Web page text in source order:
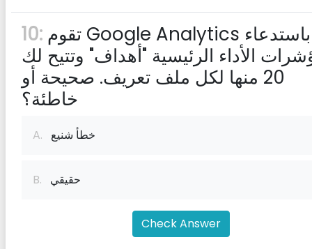
10:
الأداء الرئيسية "أهداف" وتتيح لك
20 منها لكل ملف تعريف. صحيحة أو
خاطئة؟
A. خطأ شنيع
B. حقيقي
Check Answer